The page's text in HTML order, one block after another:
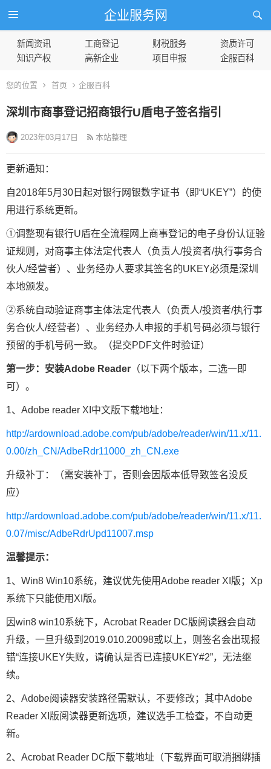
企业服务网
新闻资讯 工商登记 财税服务
资质许可
知识产权
高新企业 项目申报 企服百科
您的位置 首页 企服百科
深圳市商事登记招商银行U盾电子签名指引
2023年03月17日 本站整理
更新通知：
自2018年5月30日起对银行网银数字证书（即“UKEY”）的使
用进行系统更新。
①调整现有银行U盾在全流程网上商事登记的电子身份认证验
证规则，对商事主体法定代表人（负责人/投资者/执行事务合
伙人/经营者）、业务经办人要求其签名的UKEY必须是深圳
本地颁发。
②系统自动验证商事主体法定代表人（负责人/投资者/执行事
务合伙人/经营者）、业务经办人申报的手机号码必须与银行
预留的手机号码一致。（提交PDF文件时验证）
第一步：安装Adobe Reader （以下两个版本，二选一即
可）。
1、Adobe reader XI中文版下载地址：
http://ardownload.adobe.com/pub/adobe/reader/win/11.x/11.
0.00/zh_CN/AdbeRdr11000_zh_CN.exe
升级补丁：（需安装补丁，否则会因版本低导致签名没反
应）
http://ardownload.adobe.com/pub/adobe/reader/win/11.x/11.
0.07/misc/AdbeRdrUpd11007.msp
温馨提示：
1、Win8 Win10系统，建议优先使用Adobe reader XI版；Xp
系统下只能使用XI版。
因win8 win10系统下，Acrobat Reader DC版阅读器会自动
升级，一旦升级到2019.010.20098或以上，则签名会出现报
错“连接UKEY失败，请确认是否已连接UKEY#2”，无法继
续。
2、Adobe阅读器安装路径需默认，不要修改；其中Adobe
Reader XI版阅读器更新选项，建议选手工检查，不自动更
新。
2、Acrobat Reader DC版下载地址（下载界面可取消捆绑插